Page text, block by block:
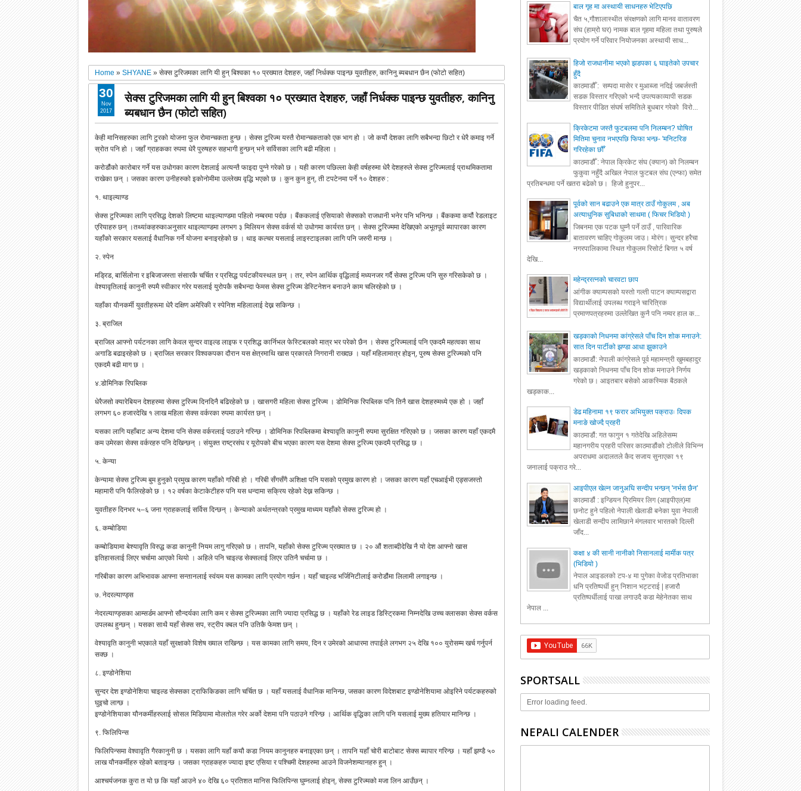
Home »SHYANE »सेक्स टुरिजमका लागि यी हुन् बिश्वका १० प्रख्यात देशहरु, जहाँ निर्धक्क पाइन्छ युवतीहरु, कानिनु ब्यबधान छैन (फोटो सहित)
सेक्स टुरिजमका लागि यी हुन् बिश्वका १० प्रख्यात देशहरु, जहाँ निर्धक्क पाइन्छ युवतीहरु, कानिनु
ब्यबधान छैन (फोटो सहित)
केही मानिसहरुका लागि टुरको योजना फुल रोमान्चकता हुन्छ । सेक्स टुरिज्म यस्तै रोमान्चकताको एक भाग हो । जो कयौं देशका लागि सबैभन्दा छिटो र धेरै कमाइ गर्ने
स्रोत पनि हो । जहाँ ग्राहकका रुपमा धेरै पुरुषहरु सहभागी हुन्छन् भने सर्विसका लागि बढी महिला ।
करोडौंको कारोबार गर्ने यस उधोगका कारण देशलाई अत्यन्तै फाइदा पुग्ने गरेको छ । यही कारण पछिल्ला केही वर्षहरुमा धेरै देशहरुले सेक्स टुरिज्मलाई प्राथमिकतामा
राखेका छन् । जसका कारण उनीहरुको इकोनोमीमा उल्लेख्य वृद्धि भएको छ । कुन कुन हुन्, ती टपटेनमा पर्ने १० देशहरु :
१. थाइल्याण्ड
सेक्स टुरिज्मका लागि प्रसिद्ध देशको लिष्टमा थाइल्याण्डमा पहिलो नम्बरमा पर्दछ । बैंककलाई एसियाको सेक्सको राजधानी भनेर पनि भनिन्छ । बैंककमा कयौं रेडलाइट
एरियाहरु छन् ।तथ्यांकहरुकाअनुसार थाइल्याण्डमा लगभग ३ मिलियन सेक्स वर्कर्स यो उधोगमा कार्यरत छन् । सेक्स टुरिज्ममा देखिएको अभूतपूर्व ब्यापारका कारण
यहाँको सरकार यसलाई वैधानिक गर्ने योजना बनाइरहेको छ । थाइ कल्चर यसलाई लाइस्टाइलका लागि पनि जरुरी मान्छ ।
२. स्पेन
मड्रिड, बार्सिलोना र इबिजाजस्ता संसारकै चर्चित र प्रसिद्ध पर्यटकीयस्थल छन् । तर, स्पेन आर्थिक वृद्धिलाई मध्यनजर गर्दै सेक्स टुरिज्म पनि सुरु गरिसकेको छ ।
वेश्यावृतिलाई कानुनी रुपमै स्वीकार गरेर यसलाई युरोपकै सबैभन्दा फेमस सेक्स टुरिज्म डेस्टिनेशन बनाउने काम चलिरहेको छ ।
यहाँका याैनकर्मी युवतीहरूमा धेरै दक्षिण अमेरिकी र स्पेनिश महिलालाई देख्न सकिन्छ ।
३. ब्राजिल
ब्राजिल आफ्नो पर्यटनका लागि केवल सुन्दर वाइल्ड लाइफ र प्रशिद्ध कार्निभल फेस्टिबलको मात्र भर परेको छैन । सेक्स टुरिज्मलाई पनि एकदमै महत्वका साथ
अगाडि बढाइरहेको छ । ब्राजिल सरकार विश्वकपका दौरान यस क्षेत्रमाथि खास प्रकारले निगरानी राख्दछ । यहाँ महिलामात्र होइन्, पुरुष सेक्स टुरिज्मको पनि
एकदमै बढी माग छ ।
४.डोमिनिक रिपब्लिक
धेरैजसो क्यारेबियन देशहरुमा सेक्स टुरिज्म दिनदिनै बढिरहेको छ । खासगरी महिला सेक्स टुरिज्म । डोमिनिक रिपब्लिक पनि तिनै खास देशहरुमध्ये एक हो । जहाँ
लगभग ६० हजारदेखि १ लाख महिला सेक्स वर्करका रुपमा कार्यरत छन् ।
यसका लागि यहाँबाट अन्य देशमा पनि सेक्स वर्करलाई पठाउने गरिन्छ । डोमिनिक रिपब्लिकमा बेश्यावृति कानुनी रुपमा सुरक्षित गरिएको छ । जसका कारण यहाँ एकदमै
कम उमेरका सेक्स वर्करहरु पनि देखिन्छन् । संयुक्त राष्ट्रसंघ र यूरोपको बीच भएका कारण यस देशमा सेक्स टुरिज्म एकदमै प्रसिद्ध छ ।
५. केन्या
केन्यामा सेक्स टुरिज्म बुम हुनुको प्रमुख कारण यहाँको गरिबी हो । गरिबी सँगसँगै अशिक्षा पनि यसको प्रमुख कारण हो । जसका कारण यहाँ एचआईभी एड्सजस्तो
महामारी पनि फैलिरहेको छ । १२ वर्षका केटाकेटीहरु पनि यस धन्दामा सक्रिय रहेको देख्न सकिन्छ ।
युवतीहरु दिनभर ५–६ जना ग्राहकलाई सर्विस दिन्छन् । केन्याको अर्थतन्त्रको प्रमुख माध्यम यहाँको सेक्स टुरिज्म हो ।
६. कम्बोडिया
कम्बोडियामा बेश्यावृति विरुद्ध कडा कानुनी नियम लागु गरिएको छ । तापनि, यहाँको सेक्स टुरिज्म प्रख्यात छ । २० औं शताब्दीदेखि नै यो देश आफ्नो खास
इतिहासलाई लिएर चर्चामा आएको थियो । अहिले पनि चाइल्ड सेक्सलाई लिएर उतिनै चर्चामा छ ।
गरिबीका कारण अभिभावक आफ्ना सन्तानलाई स्वंयम यस कामका लागि प्रयोग गर्छन । यहाँ चाइल्ड भर्जिनिटीलाई करोडौंमा लिलामी लगाइन्छ ।
७. नेदरल्याण्ड्स
नेदरल्याण्ड्सका आम्सर्डम आफ्नो सौन्दर्यका लागि कम र सेक्स टुरिज्मका लागि ज्यादा प्रसिद्ध छ । यहाँको रेड लाइड डिस्ट्रिकमा निम्नदेखि उच्च क्लासका सेक्स वर्कस
उपलब्ध हुन्छन् । यसका साथै यहाँ सेक्स सप, स्ट्रीप क्बल पनि उतिकै फेमश छन् ।
वेश्यावृति कानुनी भएकाले यहाँ सुरक्षाको विशेष ख्याल राखिन्छ । यस कामका लागि समय, दिन र उमेरको आधारमा तपाईले लगभग २५ देखि १०० युरोसम्म खर्च गर्नुपर्न
सक्छ ।
८. इण्डोनेशिया
सुन्दर देश इण्डोनेशिया चाइल्ड सेक्सका ट्राफिकिङका लागि चर्चित छ । यहाँ यसलाई वैधानिक मानिन्छ, जसका कारण विदेशबाट इण्डोनेशियामा ओइरिने पर्यटकहरुको
घुइचो लाग्छ ।
इण्डोनेशियाका यौनकर्मीहरुलाई सोसल मिडियामा मोलतोल गरेर अर्को देशमा पनि पठाउने गरिन्छ । आर्थिक वृद्धिका लागि पनि यसलाई मुख्य हतियार मानिन्छ ।
९. फिलिपिन्स
फिलिपिन्समा वेश्वावृति गैरकानुनी छ । यसका लागि यहाँ कयौ कडा नियम कानुनहरु बनाइएका छन् । तापनि यहाँ चोरी बाटोबाट सेक्स ब्यापार गरिन्छ । यहाँ झण्डै ५०
लाख यौनकर्मीहरु रहेको बताइन्छ । जसका ग्राहकहरु ज्यादा इष्ट एसिया र पश्चिमी देशहरुमा आउने विजनेशम्यानहरु हुन् ।
आश्चर्यजनक कुरा त यो छ कि यहाँ आउने ४० देखि ६० प्रतिशत मानिस फिलिपिन्स घुम्नलाई होइन्, सेक्स टुरिज्मको मजा लिन आउँछन् ।
30
Nov
2017
बाल गृह मा अस्थायी साधनहरु भेटिएपछि
चैत ५,गौशालास्थीत संरक्षणको लागि मानव वातावरण
संघ (हाम्रो घर) नामक बाल गृहमा महिला तथा पुरुषले
प्रयोग गर्ने परिवार नियोजनका अस्थायी साध...
हिजो राजधानीमा भएको झडपका ६ घाइतेको उपचार
हुँदै
काठमाडौँ : सम्पदा मासेर र मुआब्जा नदिई जबर्जस्ती
सडक विस्तार गरिएको भन्दै उपत्यकाव्यापी सडक
विस्तार पीडित संघर्ष समितिले बुधबार गरेको विरो...
क्रिकेटमा जस्तै फुटबलमा पनि निलम्बन? घोषित
मितिमा चुनाव नभएपछि फिफा भन्छ- 'मनिटरिङ
गरिरहेका छौँ'
काठमाडौँ : नेपाल क्रिकेट संघ (क्यान) को निलम्बन
फुकुवा नहुँदै अखिल नेपाल फुटबल संघ (एन्फा) समेत
प्रतिबन्धमा पर्ने खतरा बढेको छ। हिजो हुनुपर...
पूर्वको सान बढाउने एक मात्र ठाउँ गोकुलम , अब
अत्याधुनिक सुबिधाको साथमा ( फिचर भिडियो )
जिबनमा एक पटक घुम्नै पर्ने ठाउँ , पारिवारिक
बातावरण चाहिए गोकुलम जाउ। मोरंग। सुन्दर हरैचा
नगरपालिकामा स्थित गोकुलम रिसोर्ट बिगत ५ वर्ष
देखि...
महेन्द्ररत्नको चारवटा छाप
आंगीक क्याम्पसको यस्तो गल्ती पाटन क्याम्पसद्वारा
विद्यार्थीलाई उपलब्ध गराइने चारित्रिक
प्रमाणपत्रहरुमा उल्लेखित कुनै पनि नम्वर हाल क...
खड्काको निधनमा कांग्रेसले पाँच दिन शोक मनाउने:
सात दिन पार्टीको झण्डा आधा झुकाउने
काठमाडौं: नेपाली कांग्रेसले पूर्व महामन्त्री खुमबहादुर
खड्काको निधनमा पाँच दिन शोक मनाउने निर्णय
गरेको छ। आइतबार बसेको आकस्मिक बैठकले
खड्काक...
डेढ महिनामा १९ फरार अभियुक्त पक्राउः दिपक
मनाङे खोज्दै प्रहरी
काठमाडौं: गत फागुन १ गतेदेखि अहिलेसम्म
महानगरीय प्रहरी परिसर काठमाडौंको टोलीले विभिन्न
अपराधमा अदालतले कैद सजाय सुनाएका १९
जनालाई पक्राउ गरे...
आइपीएल खेल्न जानुअघि सन्दीप भन्छन् 'नर्भस छैन'
काठमाडौं : इन्डियन प्रिमियर लिग (आइपीएल)मा
छनोट हुने पहिलो नेपाली खेलाडी बनेका युवा नेपाली
खेलाडी सन्दीप लामिछाने मंगलवार भारतको दिल्ली
जाँद...
कक्षा ४ की सानी नानीको निसानलाई मार्मीक पत्र
(भिडियो )
नेपाल आइडलको टप-४ मा पुगेका वेजोड प्रतिभाका
धनि प्रतिष्पर्धी हुन् निशान भट्टराई | हजारौ
प्रतिष्पर्धीलाई पाखा लगाउदै कडा मेहेनेतका साथ
नेपाल ...
SPORTSALL
Error loading feed.
NEPALI CALENDER